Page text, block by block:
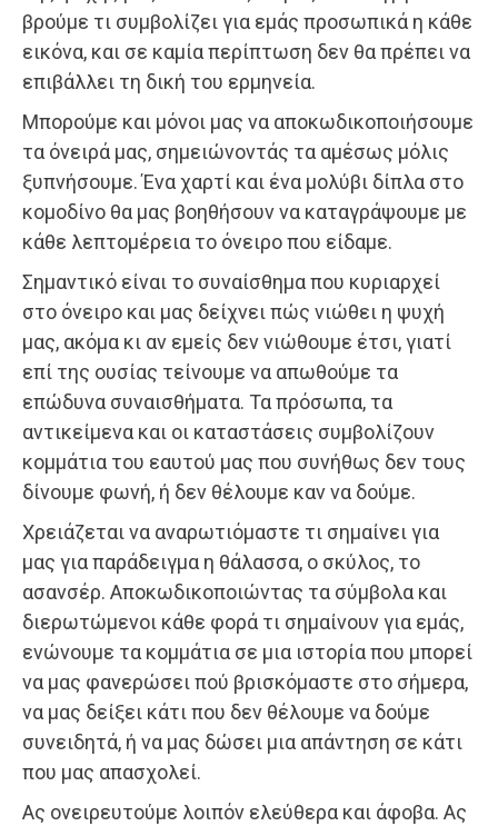
βρούμε τι συμβολίζει για εμάς προσωπικά η κάθε
εικόνα, και σε καμία περίπτωση δεν θα πρέπει να
επιβάλλει τη δική του ερμηνεία.
Μπορούμε και μόνοι μας να αποκωδικοποιήσουμε
τα όνειρά μας, σημειώνοντάς τα αμέσως μόλις
ξυπνήσουμε. Ένα χαρτί και ένα μολύβι δίπλα στο
κομοδίνο θα μας βοηθήσουν να καταγράψουμε με
κάθε λεπτομέρεια το όνειρο που είδαμε.
Σημαντικό είναι το συναίσθημα που κυριαρχεί
στο όνειρο και μας δείχνει πώς νιώθει η ψυχή
μας, ακόμα κι αν εμείς δεν νιώθουμε έτσι, γιατί
επί της ουσίας τείνουμε να απωθούμε τα
επώδυνα συναισθήματα. Τα πρόσωπα, τα
αντικείμενα και οι καταστάσεις συμβολίζουν
κομμάτια του εαυτού μας που συνήθως δεν τους
δίνουμε φωνή, ή δεν θέλουμε καν να δούμε.
Χρειάζεται να αναρωτιόμαστε τι σημαίνει για
μας για παράδειγμα η θάλασσα, ο σκύλος, το
ασανσέρ. Αποκωδικοποιώντας τα σύμβολα και
διερωτώμενοι κάθε φορά τι σημαίνουν για εμάς,
ενώνουμε τα κομμάτια σε μια ιστορία που μπορεί
να μας φανερώσει πού βρισκόμαστε στο σήμερα,
να μας δείξει κάτι που δεν θέλουμε να δούμε
συνειδητά, ή να μας δώσει μια απάντηση σε κάτι
που μας απασχολεί.
Ας ονειρευτούμε λοιπόν ελεύθερα και άφοβα. Ας